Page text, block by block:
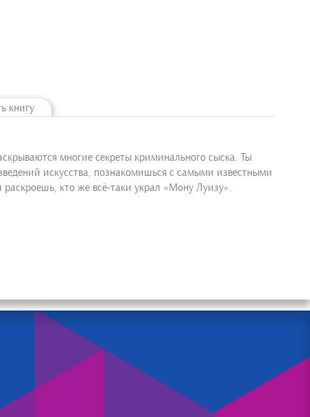
книгу
многие секреты криминального сыска. Ты
искусства, познакомишься с самыми известными
кто же всё-таки украл «Мону Луизу».